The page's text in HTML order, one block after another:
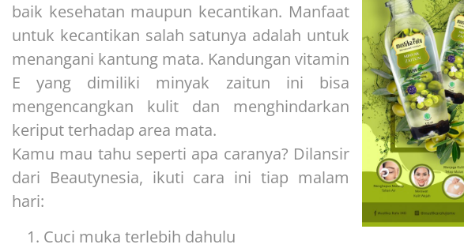
baik kesehatan maupun kecantikan. Manfaat
untuk kecantikan salah satunya adalah untuk
menangani kantung mata. Kandungan vitamin
E yang dimiliki minyak zaitun ini bisa
mengencangkan kulit dan menghindarkan
keriput terhadap area mata.
Kamu mau tahu seperti apa caranya? Dilansir
dari Beautynesia, ikuti cara ini tiap malam
hari:
Cuci muka terlebih dahulu